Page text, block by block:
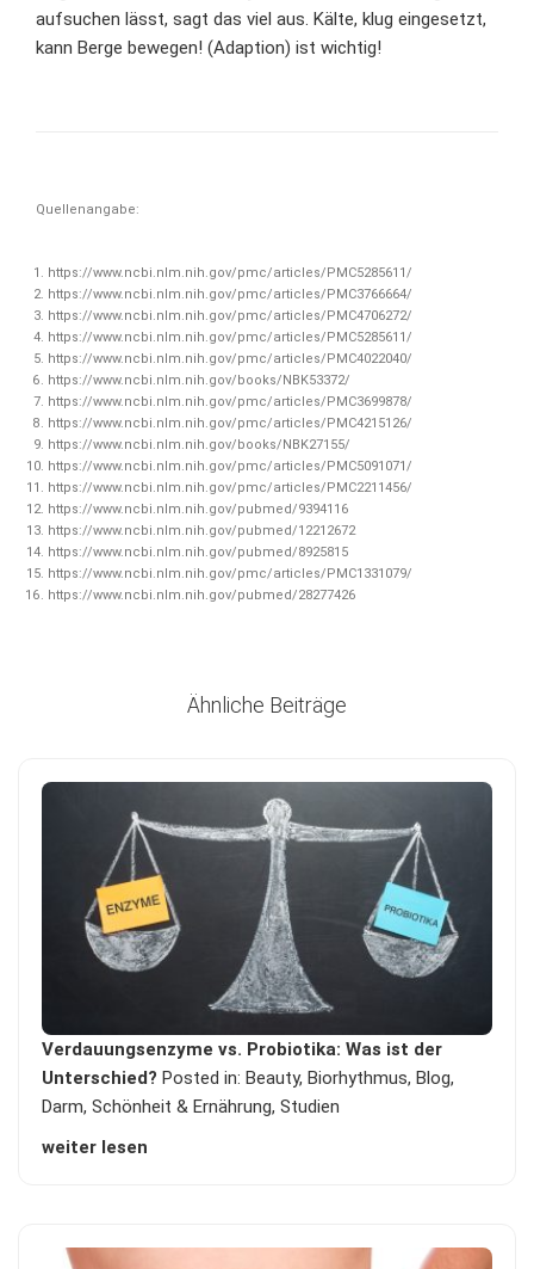
aufsuchen lässt, sagt das viel aus. Kälte, klug eingesetzt,
kann Berge bewegen! (Adaption) ist wichtig!
Quellenangabe:
https://www.ncbi.nlm.nih.gov/pmc/articles/PMC5285611/
https://www.ncbi.nlm.nih.gov/pmc/articles/PMC3766664/
https://www.ncbi.nlm.nih.gov/pmc/articles/PMC4706272/
https://www.ncbi.nlm.nih.gov/pmc/articles/PMC5285611/
https://www.ncbi.nlm.nih.gov/pmc/articles/PMC4022040/
https://www.ncbi.nlm.nih.gov/books/NBK53372/
https://www.ncbi.nlm.nih.gov/pmc/articles/PMC3699878/
https://www.ncbi.nlm.nih.gov/pmc/articles/PMC4215126/
https://www.ncbi.nlm.nih.gov/books/NBK27155/
https://www.ncbi.nlm.nih.gov/pmc/articles/PMC5091071/
https://www.ncbi.nlm.nih.gov/pmc/articles/PMC2211456/
https://www.ncbi.nlm.nih.gov/pubmed/9394116
https://www.ncbi.nlm.nih.gov/pubmed/12212672
https://www.ncbi.nlm.nih.gov/pubmed/8925815
https://www.ncbi.nlm.nih.gov/pmc/articles/PMC1331079/
https://www.ncbi.nlm.nih.gov/pubmed/28277426
Ähnliche Beiträge
Verdauungsenzyme vs. Probiotika: Was ist der
Unterschied? Posted in: Beauty,Biorhythmus,Blog,
Darm,Schönheit & Ernährung,Studien
weiter lesen